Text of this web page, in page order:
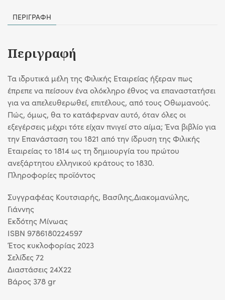
ΠΕΡΙΓΡΑΦΉ
Περιγραφή
Τα ιδρυτικά μέλη της Φιλικής Εταιρείας ήξεραν πως
έπρεπε να πείσουν ένα ολόκληρο έθνος να επαναστατήσει
για να απελευθερωθεί, επιτέλους, από τους Οθωμανούς.
Πώς, όμως, θα το κατάφερναν αυτό, όταν όλες οι
εξεγέρσεις μέχρι τότε είχαν πνιγεί στο αίμα; Ένα βιβλίο για
την Επανάσταση του 1821 από την ίδρυση της Φιλικής
Εταιρείας το 1814 ως τη δημιουργία του πρώτου
ανεξάρτητου ελληνικού κράτους το 1830.
Πληροφορίες προϊόντος
Συγγραφέας Κουτσιαρής, Βασίλης,Διακομανώλης,
Γιάννης
Eκδότης Μίνωας
ISBN 9786180224597
Έτος κυκλοφορίας 2023
Σελίδες 72
Διαστάσεις 24Χ22
Βάρος 378 gr